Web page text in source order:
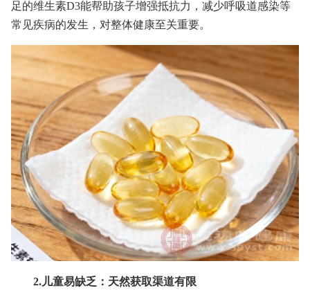
足的维生素D3能帮助孩子增强抵抗力，减少呼吸道感染等
常见疾病的发生，对整体健康至关重要。
2.儿童易缺乏：天然获取渠道有限